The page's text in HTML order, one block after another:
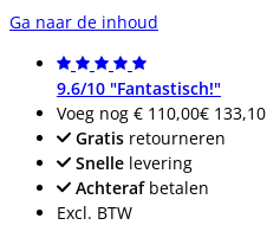
Ga naar de inhoud
9.6/10 "Fantastisch!"
Voeg nog € 110,00€ 133,10
Gratis retourneren
Snelle levering
Achterafbetalen
Excl. BTW